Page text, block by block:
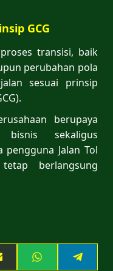
GCG
transisi, baik
perubahan pola
sesuai prinsip
berupaya
bisnis sekaligus
pengguna Jalan Tol
tetap berlangsung